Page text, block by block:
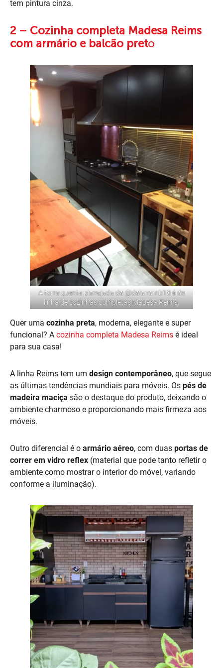
tem pintura cinza.
2 – Cozinha completa Madesa Reims
com armário e balcão preto
A torre quente planejada da@daianamb18é da
linha de cozinhas completas Madesa Reims.
Quer uma cozinha preta, moderna, elegante e super
funcional? A cozinha completa Madesa Reims é ideal
para sua casa!
A linha Reims tem um design contemporâneo, que segue
as últimas tendências mundiais para móveis. Os pés de
madeira maciça são o destaque do produto, deixando o
ambiente charmoso e proporcionando mais firmeza aos
móveis.
Outro diferencial é o armário aéreo, com duas portas de
correr em vidro reflex (material que pode tanto refletir o
ambiente como mostrar o interior do móvel, variando
conforme a iluminação).